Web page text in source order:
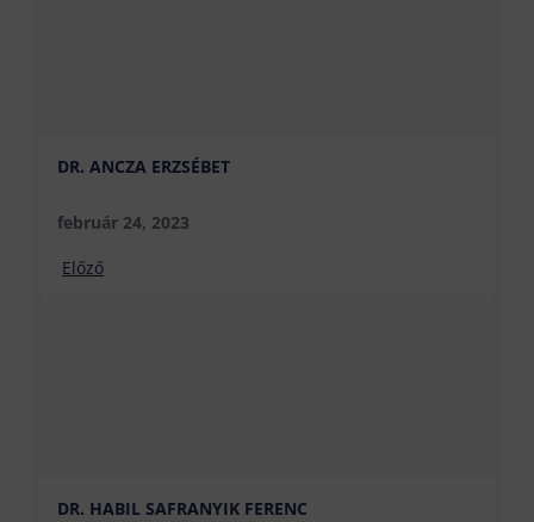
DR. ANCZA ERZSÉBET
február 24, 2023
Előző
DR. HABIL SAFRANYIK FERENC